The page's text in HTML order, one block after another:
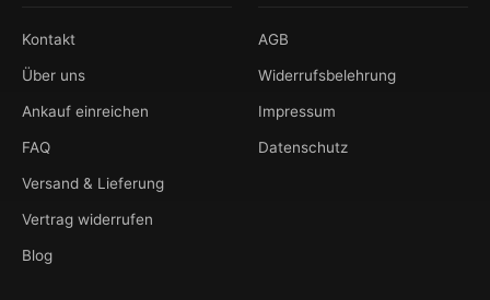
Kontakt
Über uns
Ankauf einreichen
FAQ
Versand & Lieferung
Vertrag widerrufen
Blog
AGB
Widerrufsbelehrung
Impressum
Datenschutz